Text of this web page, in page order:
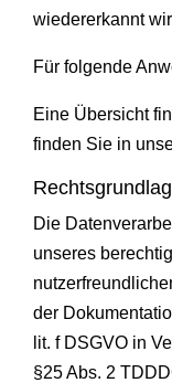
wiedererkannt
Für folgende
Eine Übersicht
finden Sie in
Die
unseres
der
lit. f DSGVO in
§25 Abs. 2